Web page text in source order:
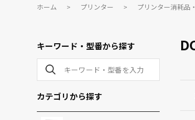
ホーム > プリンター > プリンター消耗品
キーワード・型番から探す
カテゴリから探す